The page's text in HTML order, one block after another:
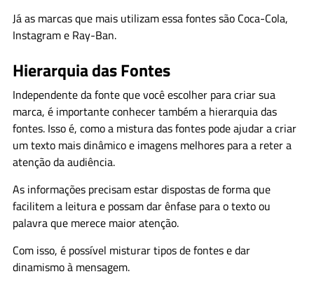
Já as marcas que mais utilizam essa fontes são Coca-Cola,
Instagram e Ray-Ban.
Hierarquia das Fontes
Independente da fonte que você escolher para criar sua
marca, é importante conhecer também a hierarquia das
fontes. Isso é, como a mistura das fontes pode ajudar a criar
um texto mais dinâmico e imagens melhores para a reter a
atenção da audiência.
As informações precisam estar dispostas de forma que
facilitem a leitura e possam dar ênfase para o texto ou
palavra que merece maior atenção.
Com isso, é possível misturar tipos de fontes e dar
dinamismo à mensagem.